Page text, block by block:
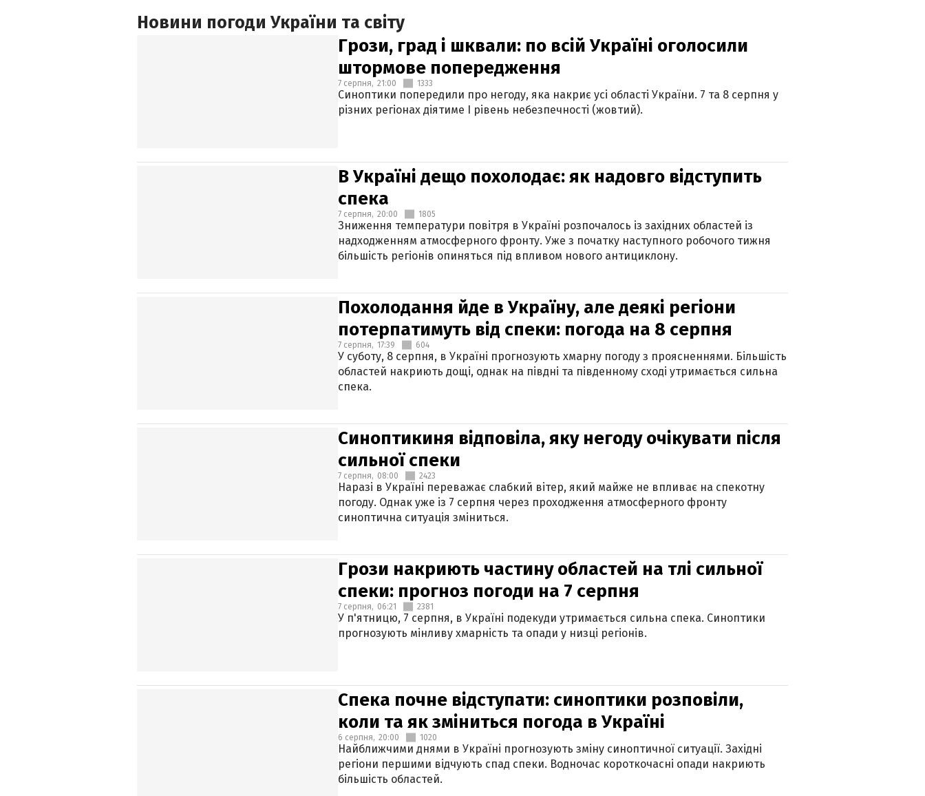
Новини погоди України та світу
Грози, град і шквали: по всій Україні оголосили
штормове попередження
7 серпня, 21:00 1333
Синоптики попередили про негоду, яка накриє усі області України. 7 та 8 серпня у
різних регіонах діятиме І рівень небезпечності (жовтий).
В Україні дещо похолодає: як надовго відступить
спека
7 серпня, 20:00 1805
Зниження температури повітря в Україні розпочалось із західних областей із
надходженням атмосферного фронту. Уже з початку наступного робочого тижня
більшість регіонів опиняться під впливом нового антициклону.
Похолодання йде в Україну, але деякі регіони
потерпатимуть від спеки: погода на 8 серпня
7 серпня, 17:39 604
У суботу, 8 серпня, в Україні прогнозують хмарну погоду з проясненнями. Більшість
областей накриють дощі, однак на півдні та південному сході утримається сильна
спека.
Синоптикиня відповіла, яку негоду очікувати після
сильної спеки
7 серпня, 08:00 2423
Наразі в Україні переважає слабкий вітер, який майже не впливає на спекотну
погоду. Однак уже із 7 серпня через проходження атмосферного фронту
синоптична ситуація зміниться.
Грози накриють частину областей на тлі сильної
спеки: прогноз погоди на 7 серпня
7 серпня, 06:21 2381
У п'ятницю, 7 серпня, в Україні подекуди утримається сильна спека. Синоптики
прогнозують мінливу хмарність та опади у низці регіонів.
Спека почне відступати: синоптики розповіли,
коли та як зміниться погода в Україні
6 серпня, 20:00 1020
Найближчими днями в Україні прогнозують зміну синоптичної ситуації. Західні
регіони першими відчують спад спеки. Водночас короткочасні опади накриють
більшість областей.